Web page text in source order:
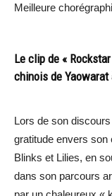
Meilleure
Le clip de «
chinois de Yaowarat
Lors de son
gratitude envers son
Blinks et Lilies, en
dans son parcours